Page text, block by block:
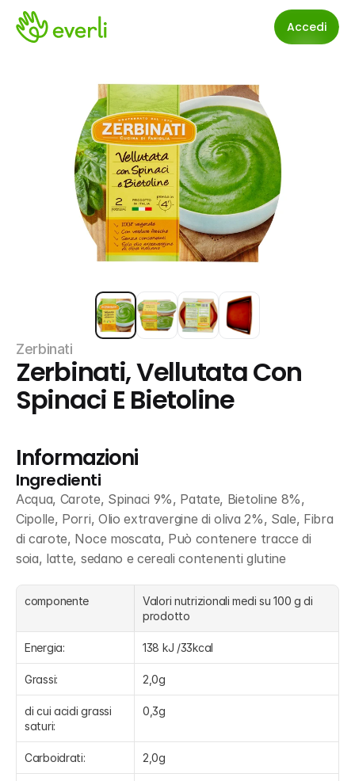
Accedi
Zerbinati
Zerbinati, Vellutata Con
Spinaci E Bietoline
Informazioni
Ingredienti
Acqua, Carote, Spinaci 9%, Patate, Bietoline 8%,
Cipolle, Porri, Olio extravergine di oliva 2%, Sale, Fibra
di carote, Noce moscata, Può contenere tracce di
soia, latte, sedano e cereali contenenti glutine
componente
Valori nutrizionali medi su 100 g di
prodotto
Energia: 138 kJ /33kcal
Grassi: 2,0g
di cui acidi grassi
saturi:
0,3g
Carboidrati: 2,0g